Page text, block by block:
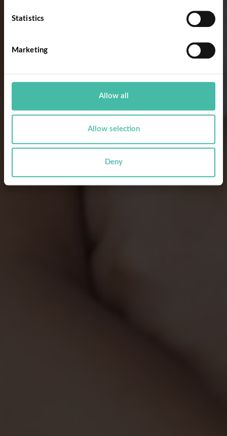
Statistics
Marketing
Allow all
Allow selection
Deny